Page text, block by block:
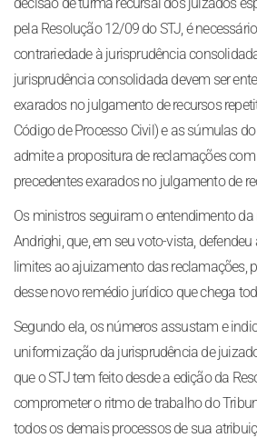
pela Resolução 12/09 do STJ, é
contrariedade à jurisprudência
jurisprudência consolidada devem ser
exarados no julgamento de recursos
Código de Processo Civil) e as súmulas
admite a propositura de reclamações
precedentes exarados no julgamento de
Os ministros seguiram o entendimento
Andrighi, que, em seu voto-vista,
limites ao ajuizamento das reclamações,
desse novo remédio jurídico que chega
Segundo ela, os números assustam e
uniformização da jurisprudência de
que o STJ tem feito desde a edição da
comprometer o ritmo de trabalho do
todos os demais processos de sua